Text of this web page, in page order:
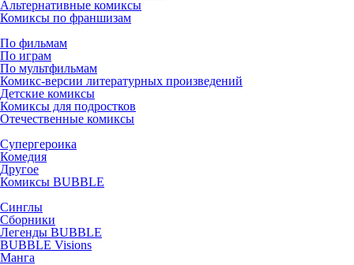
Альтернативные комиксы
Комиксы по франшизам
По фильмам
По играм
По мультфильмам
Комикс-версии литературных произведений
Детские комиксы
Комиксы для подростков
Отечественные комиксы
Супергероика
Комедия
Другое
Комиксы BUBBLE
Синглы
Сборники
Легенды BUBBLE
BUBBLE Visions
Манга